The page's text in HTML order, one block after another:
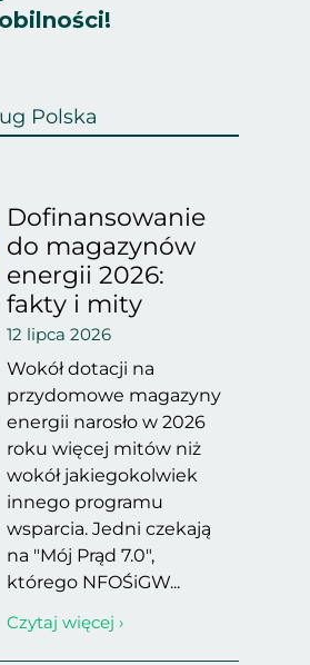
Dofinansowanie
do magazynów
energii 2026:
fakty i mity
12 lipca 2026
Wokół dotacji na
przydomowe magazyny
energii narosło w 2026
roku więcej mitów niż
wokół jakiegokolwiek
innego programu
wsparcia. Jedni czekają
na "Mój Prąd 7.0",
którego NFOŚiGW...
Czytaj więcej ›
Polska